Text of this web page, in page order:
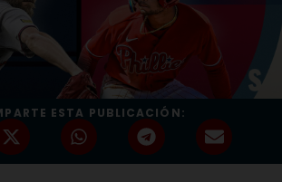
ESTA PUBLICACIÓN: